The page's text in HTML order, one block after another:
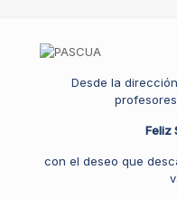
Desde la
profesores
Feliz
con el deseo que